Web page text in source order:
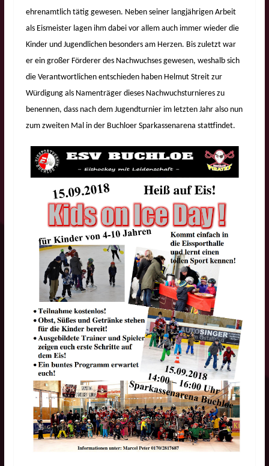
ehrenamtlich tätig gewesen. Neben seiner langjährigen Arbeit
als Eismeister lagen ihm dabei vor allem auch immer wieder die
Kinder und Jugendlichen besonders am Herzen. Bis zuletzt war
er ein großer Förderer des Nachwuchses gewesen, weshalb sich
die Verantwortlichen entschieden haben Helmut Streit zur
Würdigung als Namenträger dieses Nachwuchsturnieres zu
benennen, dass nach dem Jugendturnier im letzten Jahr also nun
zum zweiten Mal in der Buchloer Sparkassenarena stattfindet.